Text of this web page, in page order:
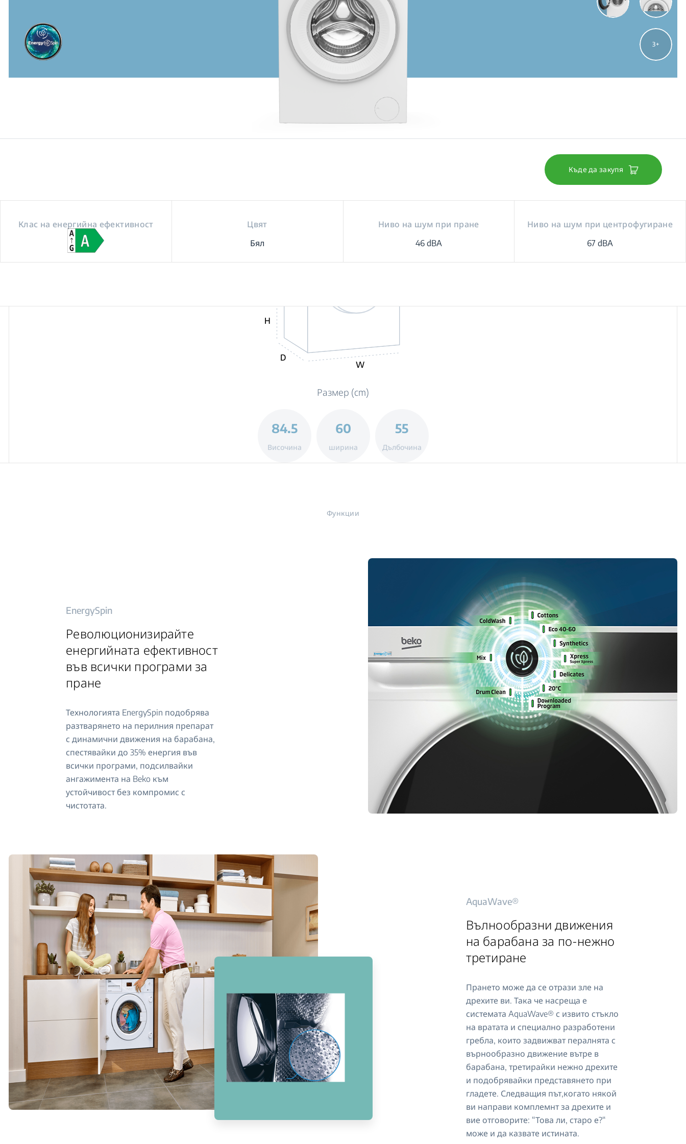
3
Къде да закупя
Клас на енергийна ефективност
Цвят
Бял
Ниво на шум при пране
46 dBA
Ниво на шум при центрофугиране
67 dBA
H
D
W
Размер (cm)
84.5
Височина
60
ширина
55
Дълбочина
Функции
EnergySpin
Революционизирайте
енергийната ефективност
във всички програми за
пране
Технологията EnergySpin подобрява
разтварянето на перилния препарат
с динамични движения на барабана,
спестявайки до 35% енергия във
всички програми, подсилвайки
ангажимента на Beko към
устойчивост без компромис с
чистотата.
AquaWave®
Вълнообразни движения
на барабана за по-нежно
третиране
Прането може да се отрази зле на
дрехите ви. Така че насреща е
системата AquaWave® с извито стъкло
на вратата и специално разработени
гребла, които задвижват пералнята с
върнообразно движение вътре в
барабана, третирайки нежно дрехите
и подобрявайки представянето при
гладете. Следващия път,когато някой
ви направи комплемнт за дрехите и
вие отговорите: “Това ли, старо е?“
може и да казвате истината.